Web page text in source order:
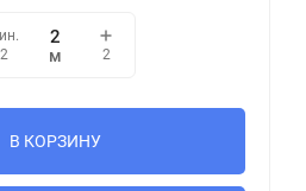
2
м 2
В КОРЗИНУ